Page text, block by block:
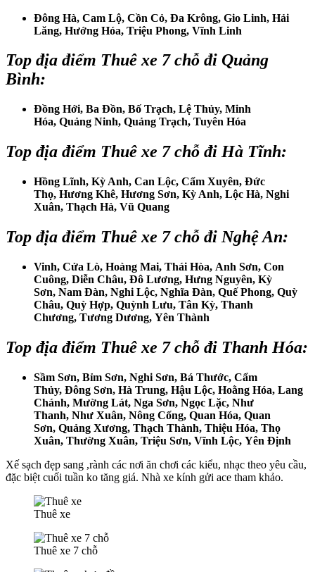
Đông Hà, Cam Lộ, Cồn Cỏ, Đa Krông, Gio Linh, Hải
Lăng, Hướng Hóa, Triệu Phong, Vĩnh Linh
Top địa điểm Thuê xe 7 chỗ đi Quảng
Bình:
Đồng Hới, Ba Đồn, Bố Trạch, Lệ Thủy, Minh
Hóa, Quảng Ninh, Quảng Trạch, Tuyên Hóa
Top địa điểm Thuê xe 7 chỗ đi Hà Tĩnh:
Hồng Lĩnh, Kỳ Anh, Can Lộc, Cẩm Xuyên, Đức
Thọ, Hương Khê, Hương Sơn, Kỳ Anh, Lộc Hà, Nghi
Xuân, Thạch Hà, Vũ Quang
Top địa điểm Thuê xe 7 chỗ đi Nghệ An:
Vinh, Cửa Lò, Hoàng Mai, Thái Hòa, Anh Sơn, Con
Cuông, Diễn Châu, Đô Lương, Hưng Nguyên, Kỳ
Sơn, Nam Đàn, Nghi Lộc, Nghĩa Đàn, Quế Phong, Quỳ
Châu, Quỳ Hợp, Quỳnh Lưu, Tân Kỳ, Thanh
Chương, Tương Dương, Yên Thành
Top địa điểm Thuê xe 7 chỗ đi Thanh Hóa:
Sầm Sơn, Bỉm Sơn, Nghi Sơn, Bá Thước, Cẩm
Thủy, Đông Sơn, Hà Trung, Hậu Lộc, Hoằng Hóa, Lang
Chánh, Mường Lát, Nga Sơn, Ngọc Lặc, Như
Thanh, Như Xuân, Nông Cống, Quan Hóa, Quan
Sơn, Quảng Xương, Thạch Thành, Thiệu Hóa, Thọ
Xuân, Thường Xuân, Triệu Sơn, Vĩnh Lộc, Yên Định
Xế sạch đẹp sang ,rành các nơi ăn chơi các kiểu, nhạc theo yêu cầu,
đặc biệt cuối tuần ko tăng giá. Nhà xe kính gửi ace tham khảo.
Thuê xe
Thuê xe 7 chỗ